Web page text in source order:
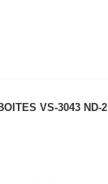
VS-3043 ND-2